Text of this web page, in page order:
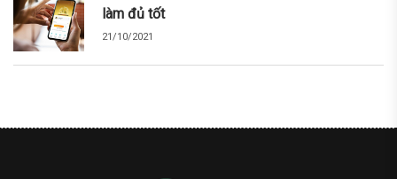
làm đủ tốt
21/10/2021